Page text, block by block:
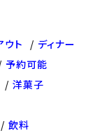
ウト
ディナー
予約可能
洋菓子
飲料